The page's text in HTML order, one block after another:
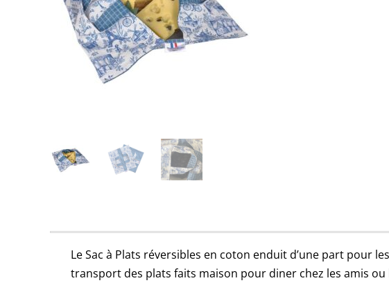
Le Sac à Plats réversibles en coton enduit d’une part pour
transport des plats faits maison pour diner chez les amis